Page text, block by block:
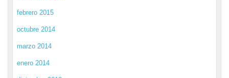
febrero 2015
octubre 2014
marzo 2014
enero 2014